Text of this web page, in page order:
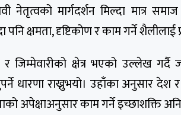
नेतृत्वको मार्गदर्शन मिल्दा मात्र
क्षमता, दृष्टिकोण र काम गर्ने शैलीलाई
जिम्मेवारीको क्षेत्र भएको उल्लेख गर्दै
धारणा राख्नुभयो। उहाँका अनुसार
अपेक्षाअनुसार काम गर्ने इच्छाशक्ति